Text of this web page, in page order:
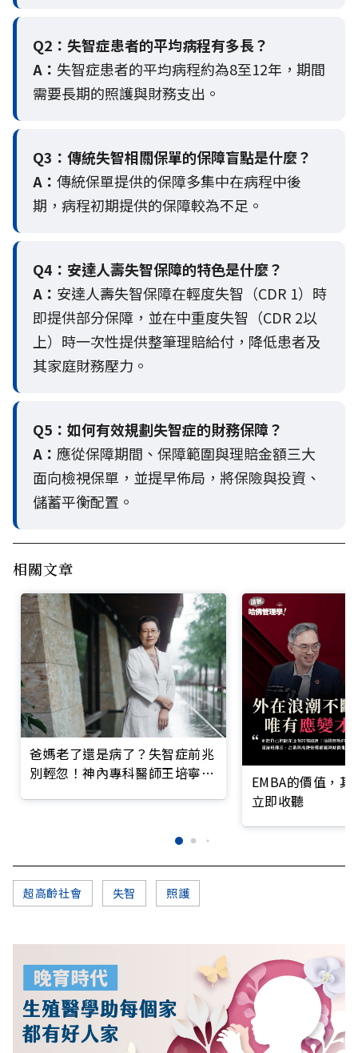
Q2： 失智症患者的平均病程有多長？
A： 失智症患者的平均病程約為8至12年，期間
需要長期的照護與財務支出。
Q3： 傳統失智相關保單的保障盲點是什麼？
A： 傳統保單提供的保障多集中在病程中後
期，病程初期提供的保障較為不足。
Q4： 安達人壽失智保障的特色是什麼？
A： 安達人壽失智保障在輕度失智（CDR 1）時
即提供部分保障，並在中重度失智（CDR 2以
上）時一次性提供整筆理賠給付，降低患者及
其家庭財務壓力。
Q5： 如何有效規劃失智症的財務保障？
A： 應從保障期間、保障範圍與理賠金額三大
面向檢視保單，並提早佈局，將保險與投資、
儲蓄平衡配置。
相關文章
爸媽老了還是病了？失智症前兆
別輕忽！神內專科醫師王培寧呼
EMBA的價值，
立即收聽
超高齡社會 失智 照護